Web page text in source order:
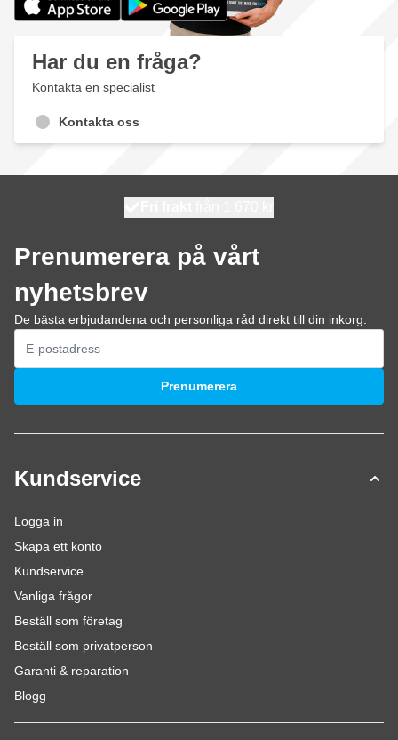
Har du en fråga?
Kontakta en specialist
Kontakta oss
Prenumerera på vårt
nyhetsbrev
De bästa erbjudandena och personliga råd direkt till din inkorg.
E-postadress
Prenumerera
Kundservice
Logga in
Skapa ett konto
Kundservice
Vanliga frågor
Beställ som företag
Beställ som privatperson
Garanti & reparation
Blogg